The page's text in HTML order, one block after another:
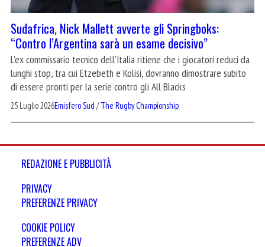
Sudafrica, Nick Mallett avverte gli Springboks:
“Contro l’Argentina sarà un esame decisivo”
L’ex commissario tecnico dell’Italia ritiene che i giocatori reduci da
lunghi stop, tra cui Etzebeth e Kolisi, dovranno dimostrare subito
di essere pronti per la serie contro gli All Blacks
25 Luglio 2026Emisfero Sud /The Rugby Championship
REDAZIONE E PUBBLICITÀ
PRIVACY
PREFERENZE PRIVACY
COOKIE POLICY
PREFERENZE ADV